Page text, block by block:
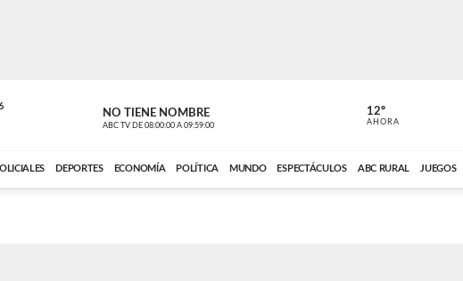
NO TIENE NOMBRE
ABC TV DE 08:00:00 A 09:59:00 ABC CARDINAL
12º
AHORA
DEPORTES ECONOMÍA POLÍTICA MUNDO ESPECTÁCULOS ABC RURAL JUEGOS